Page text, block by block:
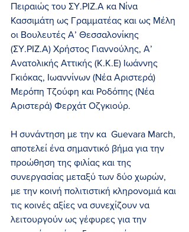
Πειραιώς του ΣΥ.ΡΙΖ.Α κα Νίνα
Κασσιμάτη ως Γραμματέας και ως Μέλη
οι Βουλευτές Α’ Θεσσαλονίκης
(ΣΥ.ΡΙΖ.Α) Χρήστος Γιαννούλης, Α’
Ανατολικής Αττικής (Κ.Κ.Ε) Ιωάννης
Γκιόκας, Ιωαννίνων (Νέα Αριστερά)
Μερόπη Τζούφη και Ροδόπης (Νέα
Αριστερά) Φερχάτ Οζγκιούρ.
Η συνάντηση με την κα  Guevara March,
αποτελεί ένα σημαντικό βήμα για την
προώθηση της φιλίας και της
συνεργασίας μεταξύ των δύο χωρών,
με την κοινή πολιτιστική κληρονομιά και
τις κοινές αξίες να συνεχίζουν να
λειτουργούν ως γέφυρες για την